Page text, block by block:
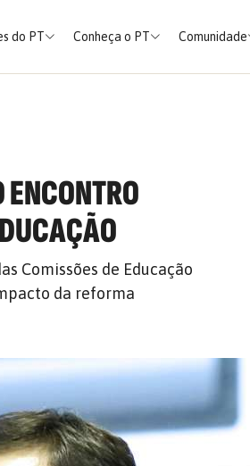
do PT Conheça o PT Comunidade
Comissões de Educação
da reforma